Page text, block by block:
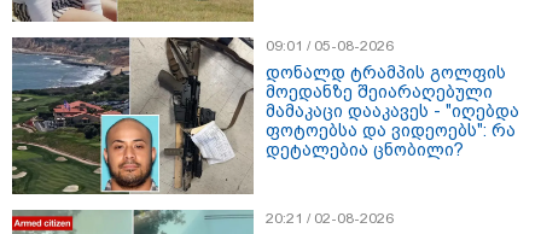
"სტუმართმოყვარე ხალხი ვართ - რუსს, ყაზახს,
უკრაინელს, შვეიცარიელს, იტალიელს, ამერიკელს,
შეუძლია ჩამოვიდეს, დახარჯოს ფული... არავინ
შეზღუდული არაა" - კალაძე
09:01 / 05-08-2026
დონალდ ტრამპის გოლფის
მოედანზე შეიარაღებული
მამაკაცი დააკავეს - "იღებდა
ფოტოებსა და ვიდეოებს": რა
დეტალებია ცნობილი?
20:21 / 02-08-2026